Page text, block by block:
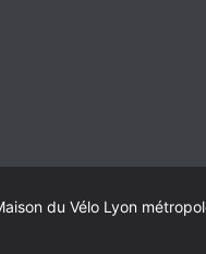
du Vélo Lyon